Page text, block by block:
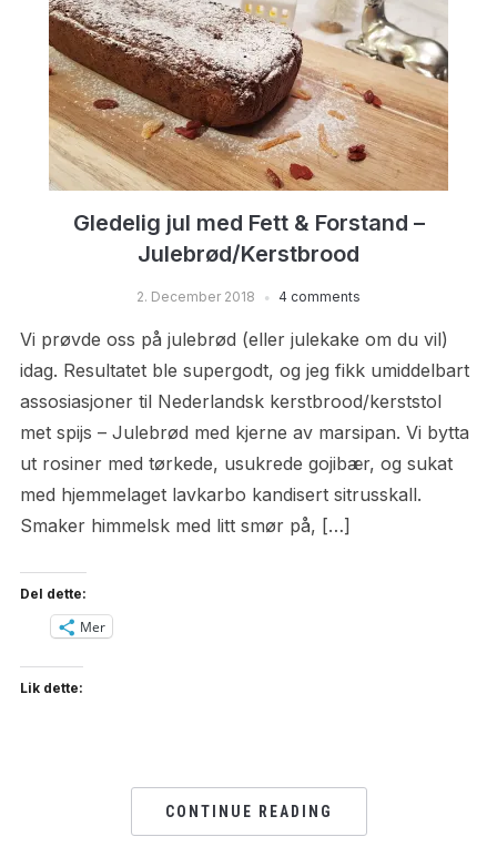
Gledelig jul med Fett & Forstand –
Julebrød/Kerstbrood
2. December 2018 4 comments
Vi prøvde oss på julebrød (eller julekake om du vil)
idag. Resultatet ble supergodt, og jeg fikk umiddelbart
assosiasjoner til Nederlandsk kerstbrood/kerststol
met spijs – Julebrød med kjerne av marsipan. Vi bytta
ut rosiner med tørkede, usukrede gojibær, og sukat
med hjemmelaget lavkarbo kandisert sitrusskall.
Smaker himmelsk med litt smør på, […]
Del dette:
Mer
Lik dette:
CONTINUE READING